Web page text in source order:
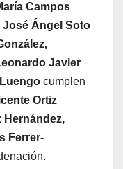
Campos
José Ángel Soto
Javier
cumplen
Ortiz
Hernández,
Ferrer-